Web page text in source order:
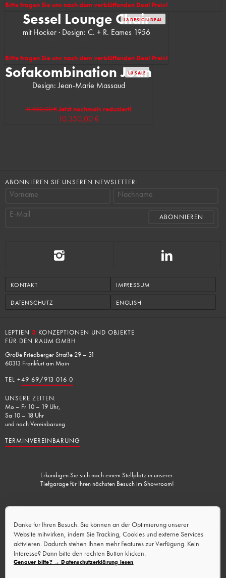
Danke für Ihren Besuch. Sie können an der Optimierung unserer
Website mitwirken, indem Sie Tracking, Cookies und externe Services
aktivieren. Dadurch stehen Ihnen mehr Features zur Verfügung. Kein
Interesse? Dann bitte den rechten Button klicken.
Genauer bitte? → Datenschutzerklärung lesen
Bitte fragen Sie uns nach dem verblüffenden Deal Preis!
L3 DESIGN DEAL
Sessel Lounge Chair
mit Hocker · Design: C. + R. Eames 1956
Bitte fragen Sie uns nach dem verblüffenden Deal Preis!
L3 SALE
Sofakombination Joan
Design: Jean-Marie Massaud
11.500,00 €Jetzt nochmals reduziert!
10.350,00 €
ABONNIEREN SIE UNSEREN NEWSLETTER:
Vorname
Nachname
E-Mail
KONTAKT IMPRESSUM
DATENSCHUTZ ENGLISH
LEPTIEN 3 KONZEPTIONEN UND OBJEKTE
FÜR DEN RAUM GMBH
Große Friedberger Straße 29 – 31
60313 Frankfurt am Main
TEL +49 69/913 016 0
UNSERE ZEITEN:
Mo – Fr 10 – 19 Uhr,
Sa 10 – 18 Uhr
und nach Vereinbarung
TERMINVEREINBARUNG
Erkundigen Sie sich nach einem Stellplatz in unserer
Tiefgarage für Ihren nächsten Besuch im Showroom!
Lademöglichkeit vorhanden.